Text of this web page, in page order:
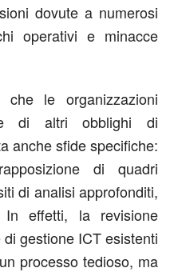
dovute a numerosi
operativi e minacce
che le organizzazioni
di altri obblighi di
anche sfide specifiche:
di quadri
di analisi approfonditi,
effetti, la revisione
gestione ICT esistenti
processo tedioso, ma